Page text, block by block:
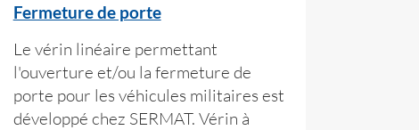
Fermeture de porte
Le vérin linéaire permettant
l'ouverture et/ou la fermeture de
porte pour les véhicules militaires est
développé chez SERMAT. Vérin à